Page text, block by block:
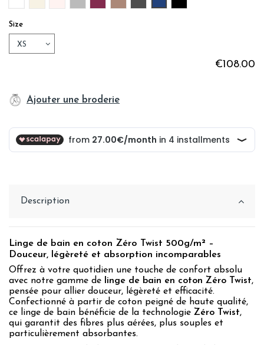
Size
€108.00
Ajouter une broderie
Description
Linge de bain en coton Zéro Twist 500g/m² –
Douceur, légèreté et absorption incomparables
Offrez à votre quotidien une touche de confort absolu
avec notre gamme de
linge de bain en coton Zéro Twist,
pensée pour allier douceur, légèreté et efficacité.
Confectionné à partir de coton peigné de haute qualité,
ce linge de bain bénéficie de la technologie Zéro Twist,
qui garantit des fibres plus aérées, plus souples et
particulièrement absorbantes.